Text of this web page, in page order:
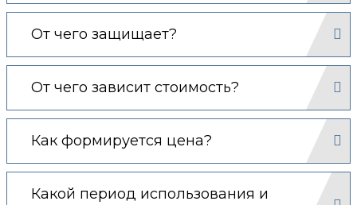
От чего защищает?
От чего зависит стоимость?
Как формируется цена?
Какой период использования и